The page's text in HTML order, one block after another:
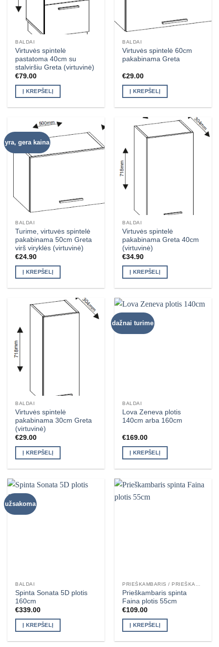
BALDAI
Virtuvės spintelė
pastatoma 40cm su
stalviršiu Greta (virtuvinė)
€79.00
Į KREPŠELĮ
BALDAI
Virtuvės spintelė 60cm
pakabinama Greta
€29.00
Į KREPŠELĮ
yra, gera kaina
BALDAI
Turime, virtuvės spintelė
pakabinama 50cm Greta
virš viryklės (virtuvinė)
€24.90
Į KREPŠELĮ
BALDAI
Virtuvės spintelė
pakabinama Greta 40cm
(virtuvinė)
€34.90
Į KREPŠELĮ
BALDAI
Virtuvės spintelė
pakabinama 30cm Greta
(virtuvinė)
€29.00
Į KREPŠELĮ
dažnai turime
BALDAI
Lova Zeneva plotis
140cm arba 160cm
€169.00
Į KREPŠELĮ
užsakoma
BALDAI
Spinta Sonata 5D plotis
160cm
€339.00
Į KREPŠELĮ
Prieškambaris spinta
Faina plotis 55cm
€109.00
Į KREPŠELĮ